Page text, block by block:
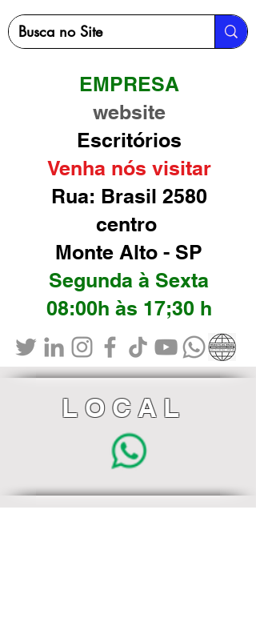
EMPRESA
website
Escritórios
Venha nós visitar
Rua: Brasil 2580
centro
Monte Alto - SP
Segunda à Sexta
08:00h às 17;30 h
LOCAL